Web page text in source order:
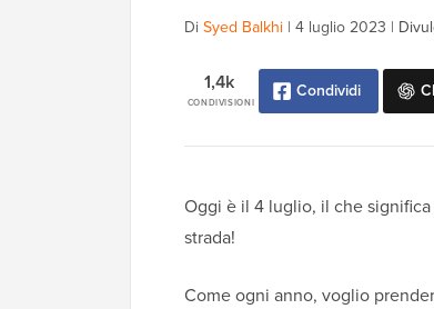
DiSyed Balkhi | 4 luglio 2023 |
CONDIVISIONI
1,4k Condividi
Oggi è il 4 luglio, il che
strada!
Come ogni anno, voglio